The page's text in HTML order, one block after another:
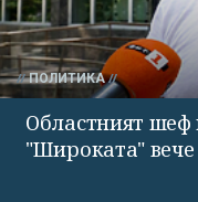
ПОЛИТИКА
Областният шеф
"Широката" вече